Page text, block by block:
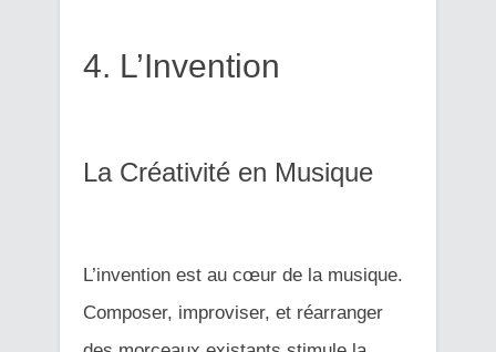
4. L’Invention
La Créativité en Musique
L’invention est au cœur de la musique.
Composer, improviser, et réarranger